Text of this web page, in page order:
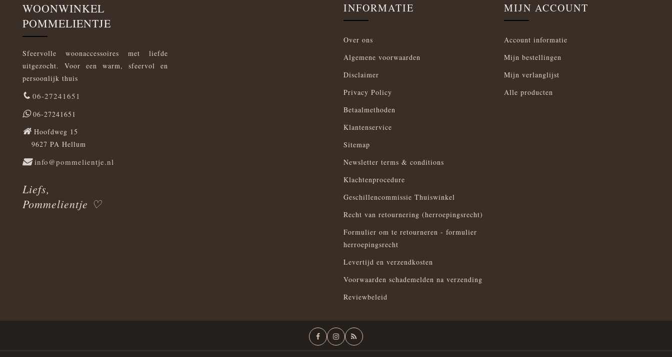
WOONWINKEL
POMMELIENTJE
Sfeervolle woonaccessoires met liefde
uitgezocht. Voor een warm, sfeervol en
persoonlijk thuis
06-27241651
06-27241651
Hoofdweg 15
9627 PA Hellum
info@pommelientje.nl
Liefs,
Pommelientje ♡
INFORMATIE
Over ons
Algemene voorwaarden
Disclaimer
Privacy Policy
Betaalmethoden
Klantenservice
Sitemap
Newsletter terms & conditions
Klachtenprocedure
Geschillencommissie Thuiswinkel
Recht van retournering (herroepingsrecht)
Formulier om te retourneren - formulier
herroepingsrecht
Levertijd en verzendkosten
Voorwaarden schademelden na verzending
Reviewbeleid
MIJN ACCOUNT
Account informatie
Mijn bestellingen
Mijn verlanglijst
Alle producten